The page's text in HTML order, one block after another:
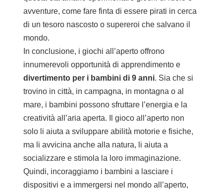
avventure, come fare finta di essere pirati in cerca
di un tesoro nascosto o supereroi che salvano il
mondo.
In conclusione, i giochi all’aperto offrono
innumerevoli opportunità di apprendimento e
divertimento per i bambini di 9 anni. Sia che si
trovino in città, in campagna, in montagna o al
mare, i bambini possono sfruttare l’energia e la
creatività all’aria aperta. Il gioco all’aperto non
solo li aiuta a sviluppare abilità motorie e fisiche,
ma li avvicina anche alla natura, li aiuta a
socializzare e stimola la loro immaginazione.
Quindi, incoraggiamo i bambini a lasciare i
dispositivi e a immergersi nel mondo all’aperto,